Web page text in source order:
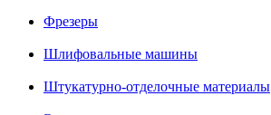
Фрезеры
Шлифовальные машины
Штукатурно-отделочные материалы